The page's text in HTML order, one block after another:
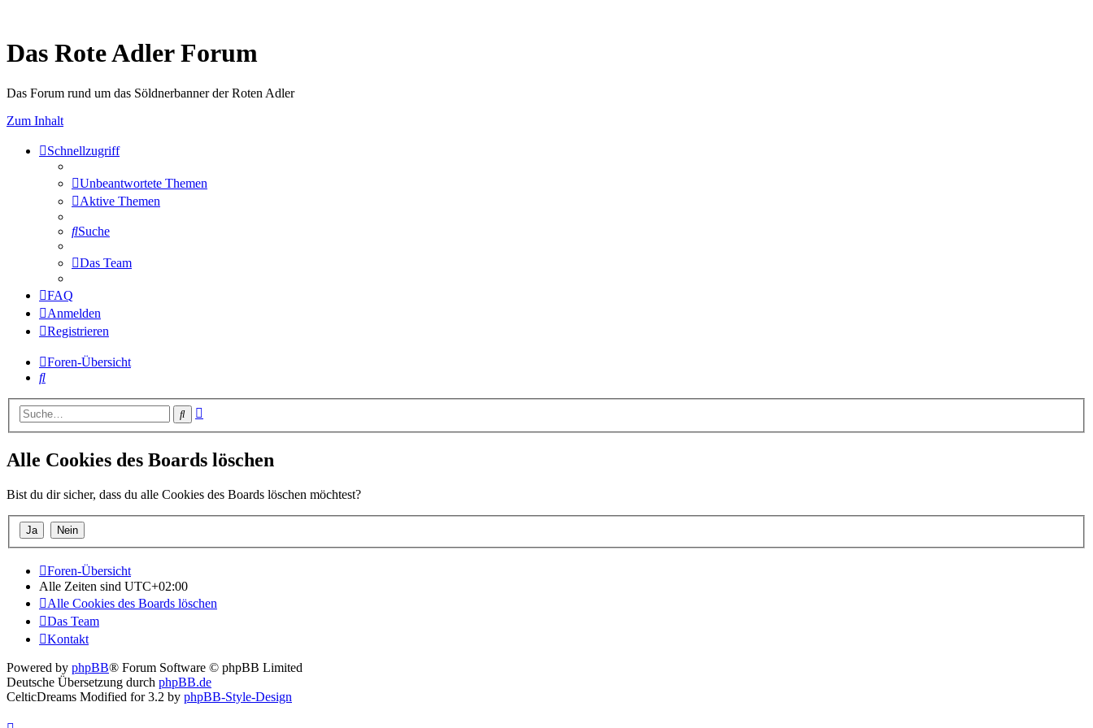
Das Rote Adler Forum
Das Forum rund um das Söldnerbanner der Roten Adler
Zum Inhalt
Schnellzugriff
Unbeantwortete Themen
Aktive Themen
Suche
Das Team
FAQ
Anmelden
Registrieren
Foren-Übersicht
Suche
Suche
Alle Cookies des Boards löschen
Bist du dir sicher, dass du alle Cookies des Boards löschen möchtest?
Foren-Übersicht
Alle Zeiten sind UTC+02:00
Alle Cookies des Boards löschen
Das Team
Kontakt
Powered by phpBB® Forum Software © phpBB Limited
Deutsche Übersetzung durch phpBB.de
CelticDreams Modified for 3.2 by phpBB-Style-Design